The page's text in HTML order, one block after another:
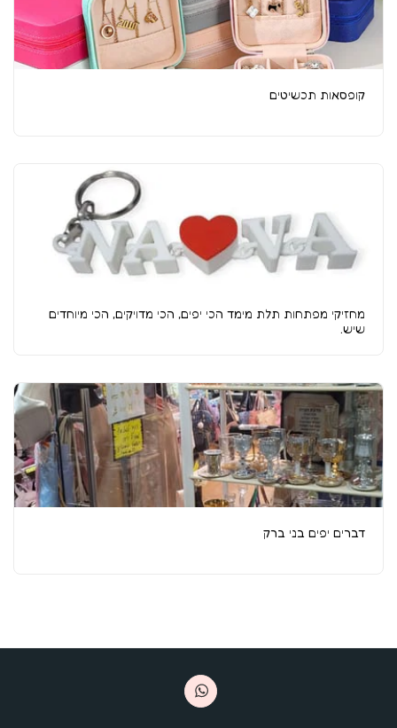
קופסאות תכשיטים
מחזיקי מפתחות תלת מימד הכי יפים, הכי מדויקים, הכי מיוחדים
שיש.
דברים יפים בני ברק